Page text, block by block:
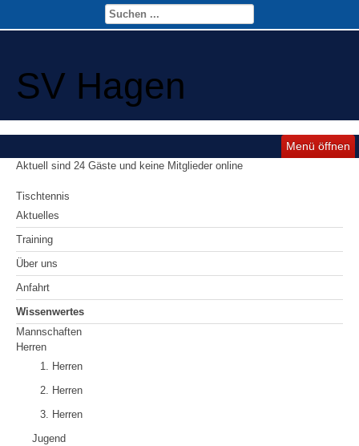
SV Hagen
Menü öffnen
Aktuell sind 24 Gäste und keine Mitglieder online
Tischtennis
Aktuelles
Training
Über uns
Anfahrt
Wissenwertes
Mannschaften
Herren
1. Herren
2. Herren
3. Herren
Jugend